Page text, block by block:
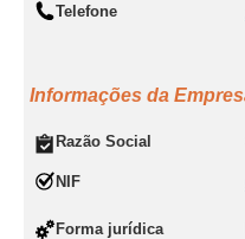
Telefone
Informações da
Razão Social
NIF
Forma jurídica